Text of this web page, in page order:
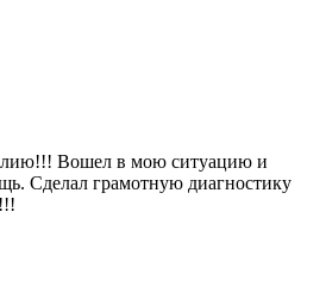
Вошел в мою ситуацию и
Сделал грамотную диагностику